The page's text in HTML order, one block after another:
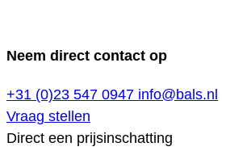
Neem direct contact op
+31 (0)23 547 0947 info@bals.nl
Vraag stellen
Direct een prijsinschatting